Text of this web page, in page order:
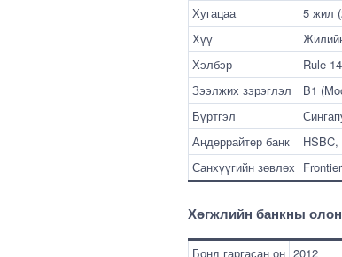
Хугацаа
5 жил
Хүү
Хэлбэр
Rule
Зээлжих зэрэглэл
B1
Бүртгэл
Андеррайтер банк
Санхүүгийн зөвлөх
Хөгжлийн банкны
Бонд гаргасан он 2012